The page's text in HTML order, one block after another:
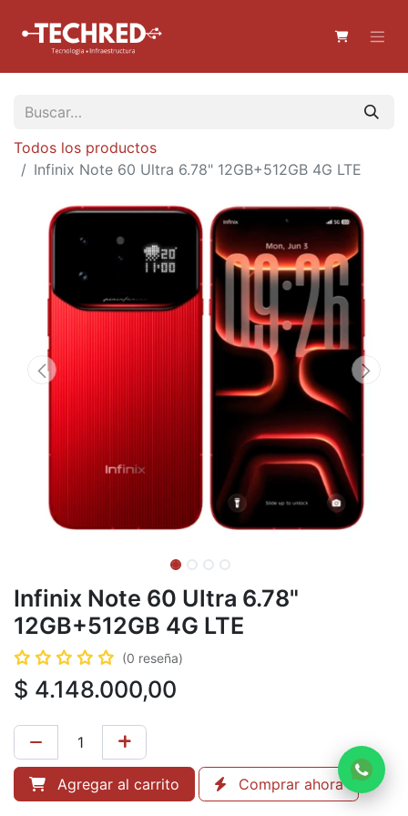
Todos los productos
Infinix Note 60 Ultra 6.78" 12GB+512GB 4G LTE
Infinix Note 60 Ultra 6.78"
12GB+512GB 4G LTE
(0 reseña)
$ 4.148.000,00
Agregar al carrito Comprar ahora